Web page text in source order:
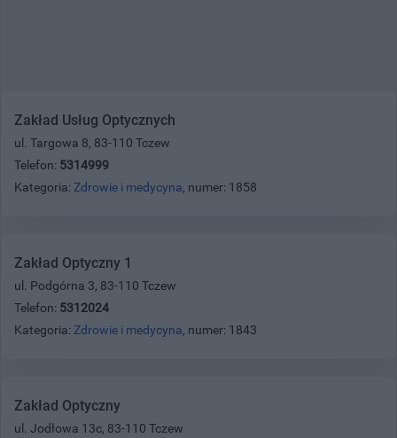
Zakład Usług Optycznych
ul. Targowa 8, 83-110 Tczew
Telefon: 5314999
Kategoria: Zdrowie i medycyna, numer: 1858
Zakład Optyczny 1
ul. Podgórna 3, 83-110 Tczew
Telefon: 5312024
Kategoria: Zdrowie i medycyna, numer: 1843
Zakład Optyczny
ul. Jodłowa 13c, 83-110 Tczew